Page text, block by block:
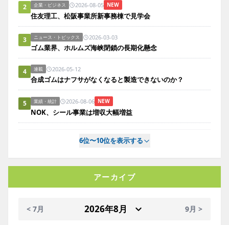
2 企業・ビジネス 2026-08-05 NEW
住友理工、松阪事業所新事務棟で見学会
3 ニュース・トピックス 2026-03-03
ゴム業界、ホルムズ海峡閉鎖の長期化懸念
4 連載 2026-05-12
合成ゴムはナフサがなくなると製造できないのか？
5 業績・統計 2026-08-06 NEW
NOK、シール事業は増収大幅増益
6位〜10位を表示する
アーカイブ
< 7月 9月 >